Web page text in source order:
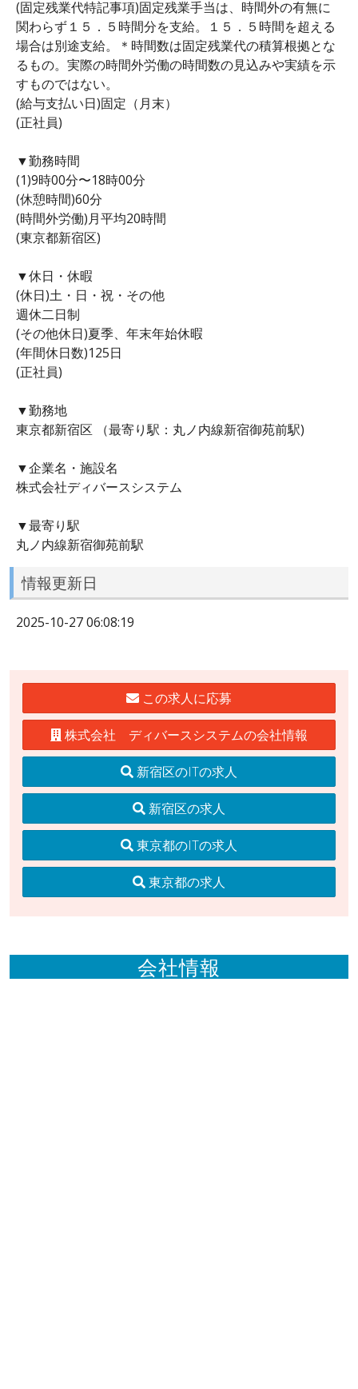
(固定残業代特記事項)固定残業手当は、時間外の有無に
関わらず１５．５時間分を支給。１５．５時間を超える
場合は別途支給。＊時間数は固定残業代の積算根拠とな
るもの。実際の時間外労働の時間数の見込みや実績を示
すものではない。
(給与支払い日)固定（月末）
(正社員)
▼勤務時間
(1)9時00分〜18時00分
(休憩時間)60分
(時間外労働)月平均20時間
(東京都新宿区)
▼休日・休暇
(休日)土・日・祝・その他
週休二日制
(その他休日)夏季、年末年始休暇
(年間休日数)125日
(正社員)
▼勤務地
東京都新宿区 （最寄り駅：丸ノ内線新宿御苑前駅)
▼企業名・施設名
株式会社ディバースシステム
▼最寄り駅
丸ノ内線新宿御苑前駅
情報更新日
2025-10-27 06:08:19
この求人に応募
株式会社 ディバースシステムの会社情報
新宿区のITの求人
新宿区の求人
東京都のITの求人
東京都の求人
会社情報